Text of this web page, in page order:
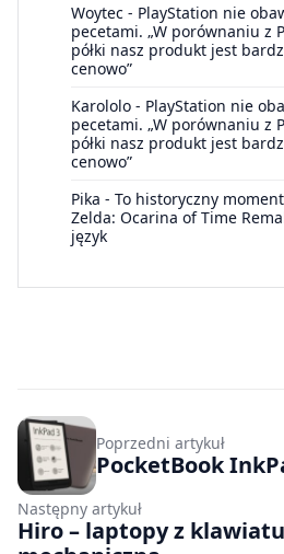
Woytec - PlayStation nie
pecetami. „W porównaniu z
półki nasz produkt jest
cenowo”
Karololo - PlayStation nie
pecetami. „W porównaniu z
półki nasz produkt jest
cenowo”
Pika - To historyczny
Zelda: Ocarina of Time
język
Poprzedni artykuł
PocketBook
Następny artykuł
Hiro – laptopy z